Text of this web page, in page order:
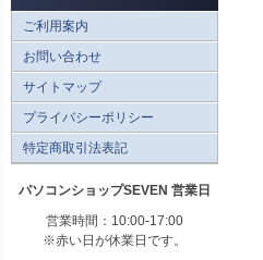
ご利用案内
お問い合わせ
サイトマップ
プライバシーポリシー
特定商取引法表記
パソコンショップSEVEN 営業日
営業時間：10:00-17:00
※赤い日が休業日です。